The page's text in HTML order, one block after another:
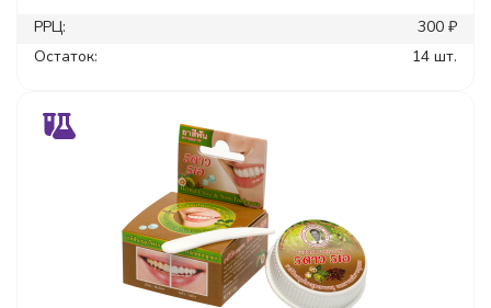
РРЦ:
300 ₽
Остаток:
14 шт.